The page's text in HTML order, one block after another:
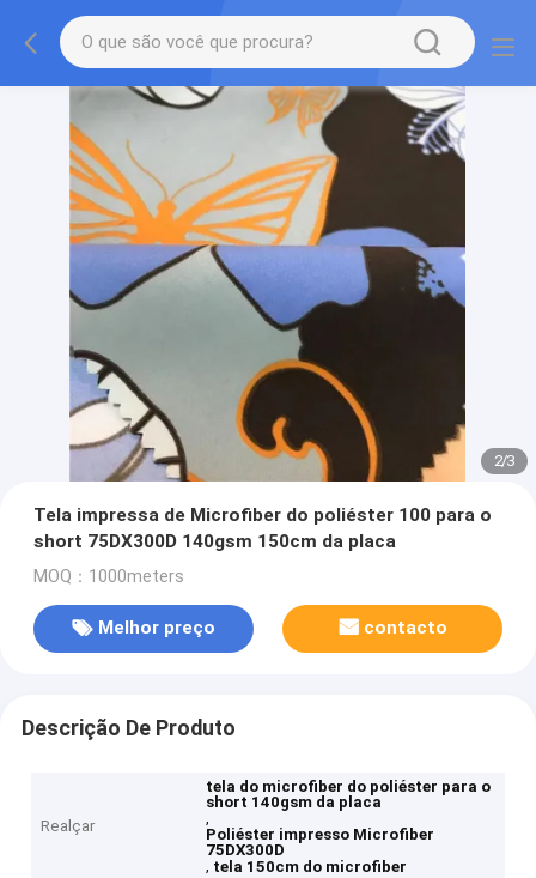
2/3
Tela impressa de Microfiber do poliéster 100 para o
short 75DX300D 140gsm 150cm da placa
MOQ：1000meters
Melhor preço contacto
Descrição De Produto
Realçar
tela do microfiber do poliéster para o
short 140gsm da placa
,
Poliéster impresso Microfiber
75DX300D
, tela 150cm do microfiber